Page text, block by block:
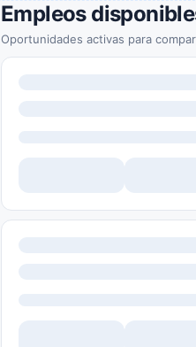
Empleos
Oportunidades activas para